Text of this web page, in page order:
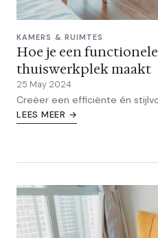
KAMERS & RUIMTES
Hoe je een
thuiswerkplek maakt
25 May 2024
Creëer een efficiënte én
LEES MEER →